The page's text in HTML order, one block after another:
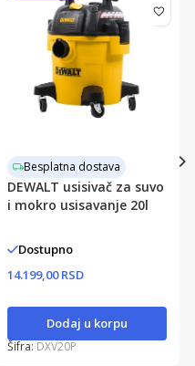
Besplatna dostava
DEWALT usisivač za suvo
i mokro usisavanje 20l
Dostupno
14.199,00 RSD
Dodaj u korpu
Šifra: DXV20P